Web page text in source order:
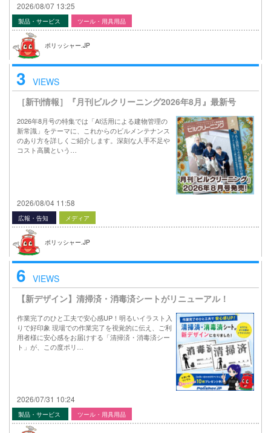
2026/08/07 13:25
製品・サービス ツール・用具用品
ポリッシャー.JP
3 VIEWS
［新刊情報］『月刊ビルクリーニング2026年8月』最新号
2026年8月号の特集では「AI活用による建物管理の
新常識」をテーマに、これからのビルメンテナンス
のあり方を詳しくご紹介します。深刻な人手不足や
コスト高騰という…
2026/08/04 11:58
広報・告知 メディア
ポリッシャー.JP
6 VIEWS
【新デザイン】清掃済・消毒済シートがリニューアル！
作業完了のひと工夫で安心感UP！明るいイラスト入
りで好印象 現場での作業完了を視覚的に伝え、ご利
用者様に安心感をお届けする「清掃済・消毒済シー
ト」が、この度ポリ…
2026/07/31 10:24
製品・サービス ツール・用具用品